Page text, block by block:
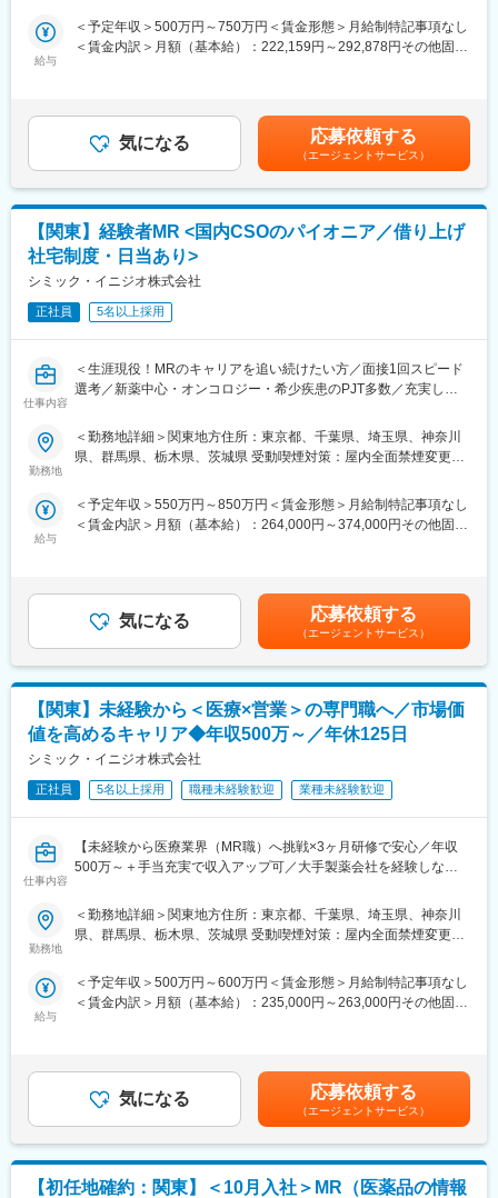
環境。
■留意事項：
ることを前提に、18～24ヶ月以内に完了する見込みです。本ポジ
ションはセパレーション完了後、DePuy Synthes の従業員として
雇用される予定であり、同社の雇用体系・プログラム・ポリシ
ー・福利厚生が適用されます。詳細は、適切なタイミングで
DePuy Synthes より別途通知される予定です。
変更の範囲：会社の定める業務
クトへアサイン予定です。グローバルトップメーカーなど様々な
PJTに携わる事が出来ます。
◎医療機器営業
医師や医療機器を扱う医療従事者に医療機器の情報提供や販売を
行います。販売だけでなく、実際使用する際のトレーニングサポ
ートやアフターフォローまで手掛けることが特徴で、医療の現場
を実感できる活動ができます。
◎MR（医薬情報担当者）
医師や薬剤師、看護師など医療従事者に医薬品の効果や副作用な
どの情報提供や情報収集を行います。患者さんのQOL改善に向
け、日々最新情報を学習し医療の一旦を担う専門性の高い活動が
できます。
入社後は導入研修を受講。アサイン先企業の研修などフォロー体
制は万全で、医療機器営業に必要な製品知識や業界の知識は入社
■ＭＩフォースの魅力：
ーがきめ細やかにフォローしますので、いつでも自信を持って営
業活動が行えます。
ができ、PMとして顧客や医師とレベルの高い関係を築くことも、
本社で事業企画や採用、社員の育成などに関わることも可能で
す。複数のプロジェクトを経験し、新たなキャリアに挑戦してい
くことを期待しています。
■勤務地：
（1）北海道：北海道
（2）東北：青森・秋田・岩手・山形・宮城・福島
（3）関東：東京・神奈川・千葉・埼玉・茨城・栃木・群馬
（5）東海：愛知・岐阜・三重・静岡
（8）中国：岡山・広島・山口・島根・鳥取
（9）四国：香川・徳島・高知・愛媛
縄
給与
＜予定年収＞500万円～750万円＜賃金形態＞月給制特記事項なし
＜賃金内訳＞月額（基本給）：222,159円～292,878円その他固定
含む）＜昇給有無＞有＜残業手当＞有＜給与補足＞業績に応じて
インセンティブあり賃金はあくまでも目安の金額であり、選考を
通じて上下する可能性があります。月給(月額)は固定手当を含めた
表記です。
気になる 応募依頼する
（エージェントサービス）
【関東】経験者MR <国内CSOのパイオニア／借り上げ
社宅制度・日当あり>
シミック・イニジオ株式会社
正社員 5名以上採用
仕事内容
＜生涯現役！MRのキャリアを追い続けたい方／面接1回スピード
選考／新薬中心・オンコロジー・希少疾患のPJT多数／充実した
■職務概要：
配属先メーカーにおいてMR活動に従事いただきます。
プロジェクトの数やバリエーションはキャリア形成に直結するた
め、CSOでの転職を考えるうえで重要なポイントです。
プロジェクト人数が100名を超える大規模なプロジェクトや、日
本市場への新規参入する企業のプロジェクトなど、規模やミッシ
ョンも多様です。
■人財育成への積極投資
シミック・イニジオにとってサービス品質の源泉となるのは人財
です。
そのため人財育成・能力開発は重要施策と位置づけ、積極的な投
資を行っています。自己成長意欲を尊重し、業務直結の研修だけ
でなく、変化する時代に対応するビジネススキル習得も含め階層
■家族も安心な手厚い福利厚生
できる制度があります。社員と社員のご家族が安心し、仕事もプ
ライベートも充実して活躍できるよう、福利厚生制度を整備して
ラスの借り上げ社宅制度や単身赴任のサポート制度を導入し、そ
の利用率も高水準となっています。
製薬企業での開発パイプラインの変化にともない、当社において
はオンコロジーをはじめスペシャリティ領域のプロジェクトが増
加しています。またスペシャリティ領域については社員の関心も
高く、これに応えるべく専門性の高い人財を育成するための社内
認定資格制度を設けています。現在はオンコロジー分野で「血液
がん」と「固形がん」の2つのコースが展開されています。
勤務地
＜勤務地詳細＞関東地方住所：東京都、千葉県、埼玉県、神奈川
県、群馬県、栃木県、茨城県 受動喫煙対策：屋内全面禁煙変更の
給与
＜予定年収＞550万円～850万円＜賃金形態＞月給制特記事項なし
＜賃金内訳＞月額（基本給）：264,000円～374,000円その他固定
を全額支給 ■賞与年2回（昨年度実績4.2ヶ月）、報酬改定年1回■
全国勤務が可能な方は、初回給与時に30万円の一時金を支給賃金
はあくまでも目安の金額であり、選考を通じて上下する可能性が
あります。月給(月額)は固定手当を含めた表記です。
気になる 応募依頼する
（エージェントサービス）
【関東】未経験から＜医療×営業＞の専門職へ／市場価
値を高めるキャリア◆年収500万～／年休125日
シミック・イニジオ株式会社
正社員 5名以上採用 職種未経験歓迎 業種未経験歓迎
仕事内容
【未経験から医療業界（MR職）へ挑戦×3ヶ月研修で安心／年収
500万～＋手当充実で収入アップ可／大手製薬会社を経験しなが
＜入社月について＞
入社月が決まっているため同期も多く安心してスタート可能
具体的には、「どんな病気に効くか（効果）／副作用や注意点／
品質に問題はないか」をわかりやすく伝えます
自分が関わった薬が患者様の治療につながり、感謝されるやりが
いのある仕事です
＼求人のポイント／
勤務地
＜勤務地詳細＞関東地方住所：東京都、千葉県、埼玉県、神奈川
県、群馬県、栃木県、茨城県 受動喫煙対策：屋内全面禁煙変更の
給与
＜予定年収＞500万円～600万円＜賃金形態＞月給制特記事項なし
＜賃金内訳＞月額（基本給）：235,000円～263,000円その他固定
を全額支給 ■賞与年2回（昨年度実績4.2ヶ月）、報酬改定年1回■
全国勤務が可能な方は、50万円の一時金を支給(3ヶ月の試用期間
後の翌月給与で支給)賃金はあくまでも目安の金額であり、選考を
通じて上下する可能性があります。月給(月額)は固定手当を含めた
表記です。
気になる 応募依頼する
（エージェントサービス）
【初任地確約：関東】＜10月入社＞MR（医薬品の情報